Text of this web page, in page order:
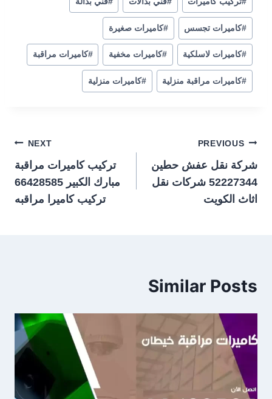
#كاميرات تجسس #كاميرات صغيرة
#كاميرات لاسلكية #كاميرات مخفية #كاميرات مراقبة
#كاميرات مراقبة منزلية #كاميرات منزلية
تصفّح
المقالات
PREVIOUS
شركة نقل عفش حطين
52227344 شركات نقل
اثاث الكويت
NEXT
تركيب كاميرات مراقبة
مبارك الكبير 66428585
تركيب كاميرا مراقبه
Similar Posts